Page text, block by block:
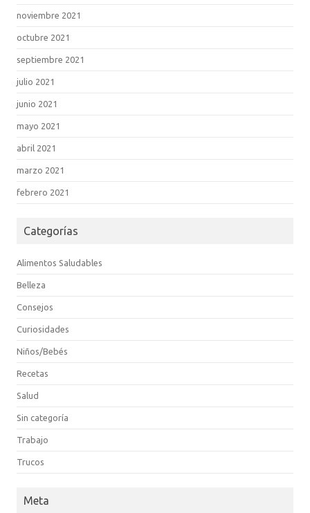
noviembre 2021
octubre 2021
septiembre 2021
julio 2021
junio 2021
mayo 2021
abril 2021
marzo 2021
febrero 2021
Categorías
Alimentos Saludables
Belleza
Consejos
Curiosidades
Niños/Bebés
Recetas
Salud
Sin categoría
Trabajo
Trucos
Meta